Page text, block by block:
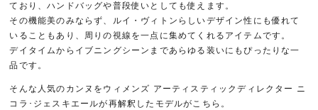
ており、ハンドバッグや普段使いとしても使えます。
その機能美のみならず、ルイ・ヴィトンらしいデザイン性にも優れて
いることもあり、周りの視線を一点に集めてくれるアイテムです。
デイタイムからイブニングシーンまであらゆる装いにもぴったりな一
品です。
そんな人気のカンヌをウィメンズ アーティスティックディレクター ニ
コラ･ジェスキエールが再解釈したモデルがこちら。